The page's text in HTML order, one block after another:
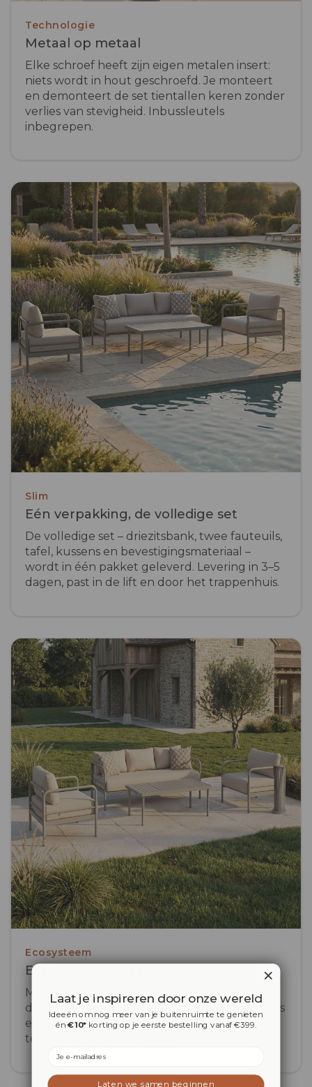
Technologie
Metaal op metaal
Elke schroef heeft zijn eigen metalen insert:
niets wordt in hout geschroefd. Je monteert
en demonteert de set tientallen keren zonder
verlies van stevigheid. Inbussleutels
inbegrepen.
Slim
Eén verpakking, de volledige set
De volledige set – driezitsbank, twee fauteuils,
tafel, kussens en bevestigingsmateriaal –
wordt in één pakket geleverd. Levering in 3–5
dagen, past in de lift en door het trappenhuis.
Ecosysteem
Een systeem dat meegroeit
Melina leeft op het terras, in de veranda of in
de woonkamer. Combineer met Marra kussens
en Maanta verlichting om je ruimte compleet
te maken, binnen en buiten.
Laat je inspireren door onze wereld
Ideeën om nog meer van je buitenruimte te genieten
én€10* korting op je eerste bestelling vanaf €399.
Laten we samen beginnen